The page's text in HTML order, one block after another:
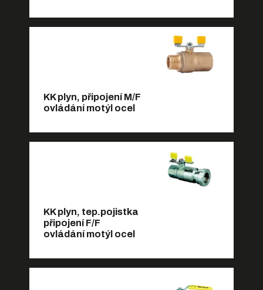
KK plyn, připojení M/F
ovládání motýl ocel
KK plyn, tep.pojistka
připojení F/F
ovládání motýl ocel